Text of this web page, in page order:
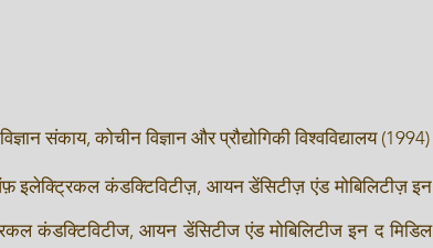
संकाय, कोचीन विज्ञान और प्रौद्योगिकी विश्वविद्यालय
कंडक्टिविटीज़, आयन डेंसिटीज़ एंड मोबिलिटीज़
कंडक्टिविटीज, आयन डेंसिटीज एंड मोबिलिटीज इन द मिडिल